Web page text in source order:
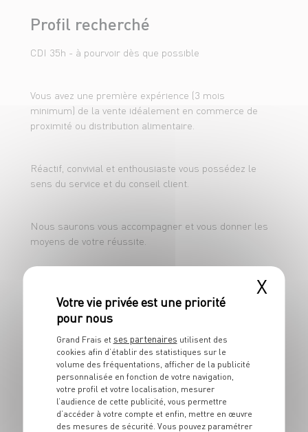
alimentaires.
Vous veillez à l’attractivité du rayon en
suivant les plans merchandising et en
Profil recherché
CDI 35h - à pourvoir dès que possible
Vous avez une première expérience (3 mois
minimum) de la vente idéalement en commerce de
proximité ou distribution alimentaire.
Réactif, convivial et enthousiaste vous possédez le
sens du service et du conseil client.
Nous saurons vous accompagner et vous donner les
moyens de votre réussite.
Amplitudes horaires de 7h00 à 20h00, disponible pour
travailler les week-end.
Rémunération : 12.24/HEURE
CV à envoyer : l.cichy@calsun.fr - référence SR1CDI35
X
Grand Frais et ses partenaires utilisent des
cookies afin d’établir des statistiques sur le
volume des fréquentations, afficher de la publicité
personnalisée en fonction de votre navigation,
votre profil et votre localisation, mesurer
l’audience de cette publicité, vous permettre
d’accéder à votre compte et enfin, mettre en œuvre
des mesures de sécurité. Vous pouvez paramétrer